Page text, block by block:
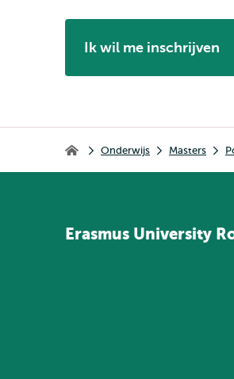
Ik wil me inschrijven
Home Onderwijs Masters
Erasmus University